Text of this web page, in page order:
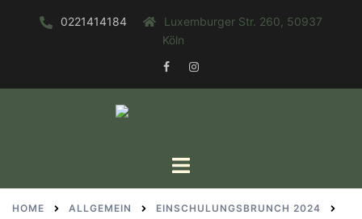
0221414184
Luxemburger Str. 260, 50937
Köln
FACEBOOKINSTAGRAM
Toggle
HOME ALLGEMEIN
EINSCHULUNGSBRUNCH 2024